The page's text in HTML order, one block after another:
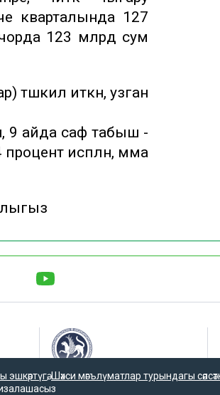
кварталында 127
123 млрд сум
иткән, узган
9 айда саф табыш -
исәпләнә, әмма
«Татмедиа» республика матбугат
эшкәртүгә,Шәхси мәгълүматлар турындагы